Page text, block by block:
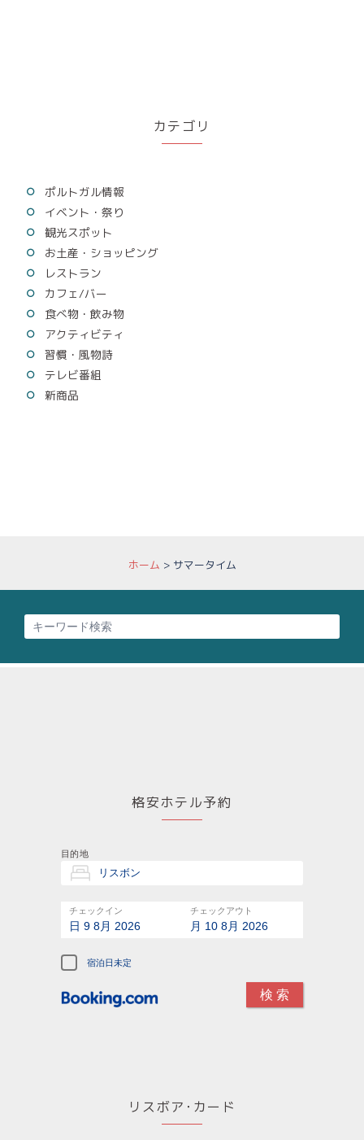
カテゴリ
ポルトガル情報
イベント・祭り
観光スポット
お土産・ショッピング
レストラン
カフェ/バー
食べ物・飲み物
アクティビティ
習慣・風物詩
テレビ番組
新商品
ホーム > サマータイム
格安ホテル予約
目的地
チェックイン
日 9 8月 2026
チェックアウト
月 10 8月 2026
宿泊日未定
リスボア･カード